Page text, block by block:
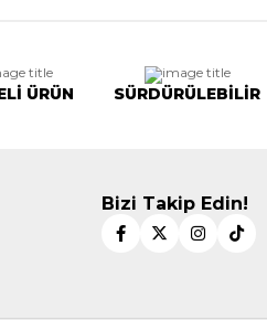
ÜRÜN SÜRDÜRÜLEBİLİR
Bizi Takip Edin!